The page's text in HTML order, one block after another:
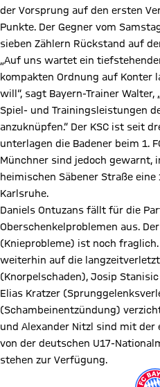
der Vorsprung auf den ersten
Punkte. Der Gegner vom
sieben Zählern Rückstand auf
„Auf uns wartet ein
kompakten Ordnung auf Konter
will“, sagt Bayern-Trainer
Spiel- und Trainingsleistungen
anzuknüpfen.“ Der KSC ist seit
unterlagen die Badener beim 1.
Münchner sind jedoch gewarnt,
heimischen Säbener Straße eine
Karlsruhe.
Daniels Ontuzans fällt für die
Oberschenkelproblemen aus.
(Knieprobleme) ist noch
weiterhin auf die
(Knorpelschaden), Josip
Elias Kratzer
(Schambeinentzündung)
und Alexander Nitzl sind mit
von der deutschen U17-
stehen zur Verfügung.